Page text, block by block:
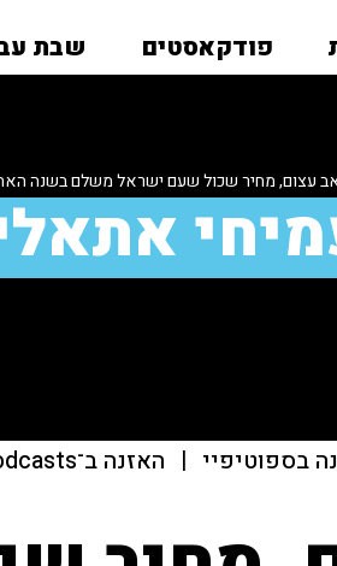
פודקאסטים שבת
עצום, מחיר שכול שעם ישראל משלם בשנה
בספוטיפיי | האזנה ב־Apple Podcasts